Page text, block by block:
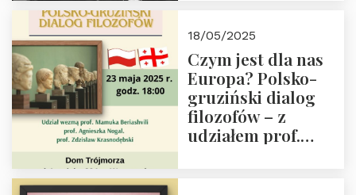
społeczny, członek
Kapituły Nagrody
im. Prezydenta
Lecha
Kaczyńskiego.
Wielki autorytet.
18/05/2025
Czym jest dla nas
Europa? Polsko-
gruziński dialog
filozofów – z
udziałem prof.